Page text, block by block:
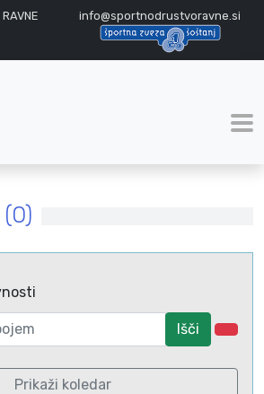
info@sportnodrustvoravne.si
(0)
Išči
Prikaži koledar